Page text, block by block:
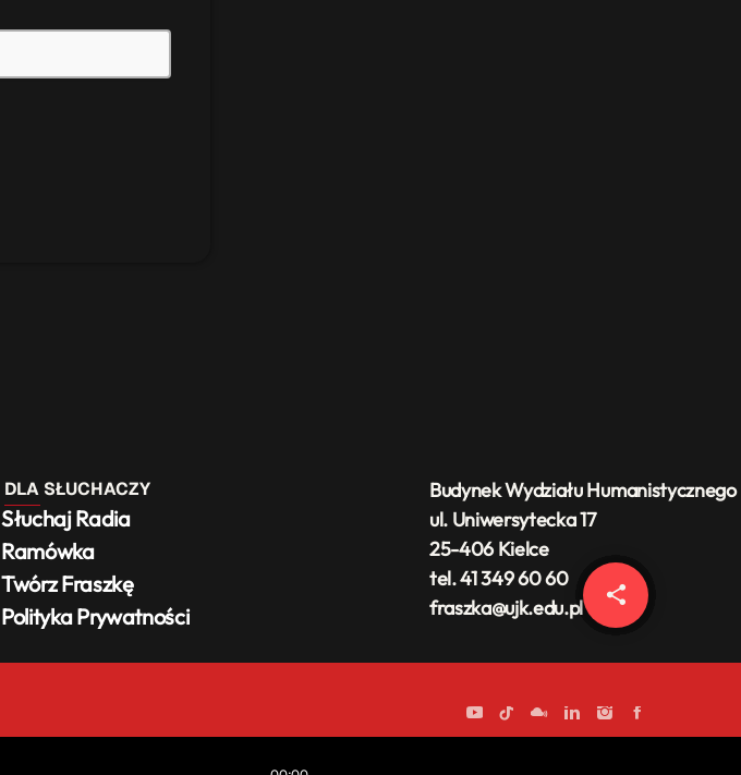
share
email
Budynek Wydziału Humanistycznego
ul. Uniwersytecka 17
25-406 Kielce
tel. 41 349 60 60
fraszka@ujk.edu.pl
Słuchaj Radia
Ramówka
Twórz Fraszkę
Polityka Prywatności
DLA SŁUCHACZY